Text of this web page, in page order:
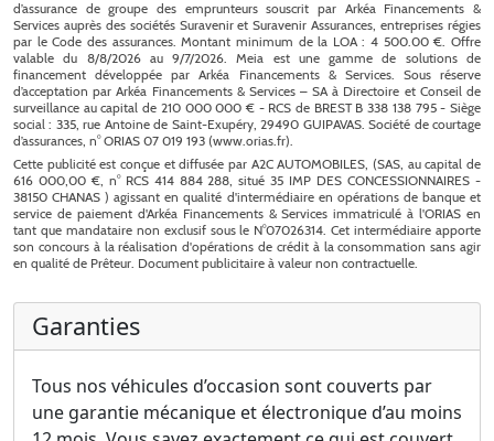
Garanties
Tous nos véhicules d’occasion sont couverts par
une garantie mécanique et électronique d’au moins